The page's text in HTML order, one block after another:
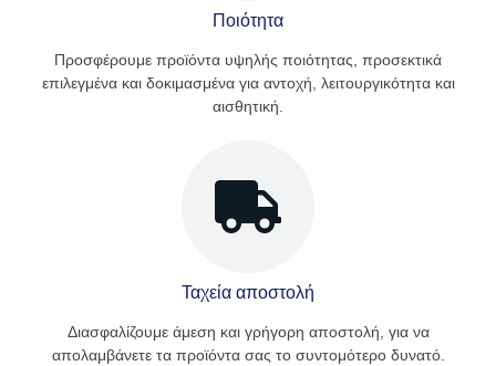
Ποιότητα
Προσφέρουμε προϊόντα υψηλής ποιότητας, προσεκτικά
επιλεγμένα και δοκιμασμένα για αντοχή, λειτουργικότητα και
αισθητική.
Ταχεία αποστολή
Διασφαλίζουμε άμεση και γρήγορη αποστολή, για να
απολαμβάνετε τα προϊόντα σας το συντομότερο δυνατό.